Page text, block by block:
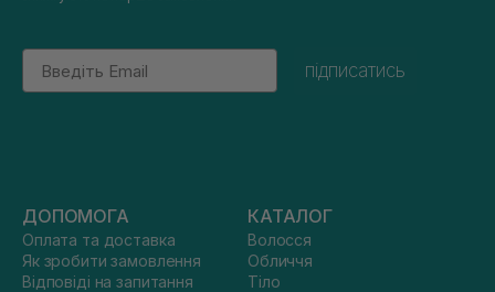
Email
підписатись
ДОПОМОГА
Оплата та доставка
Як зробити замовлення
Відповіді на запитання
КАТАЛОГ
Волосся
Обличчя
Тіло